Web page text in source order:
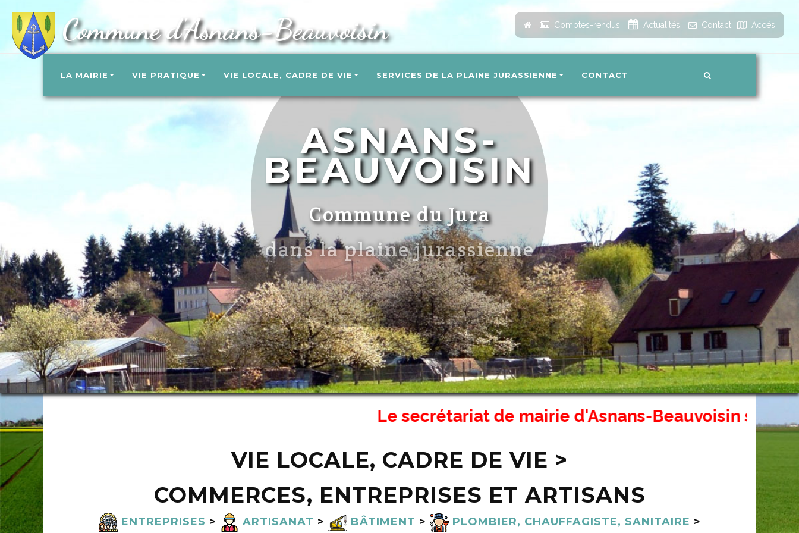
Commune d'Asnans-Beauvoisin AccueilComptes-rendus Actualités Contact Accés
LA MAIRIE VIE PRATIQUE VIE LOCALE, CADRE DE VIE SERVICES DE LA PLAINE JURASSIENNE CONTACT
ASNANS-
BEAUVOISIN
Commune du Jura
un cadre de vie agréable
Le secrétariat de mairie d'Asnans-Beauvoisin sera
VIE LOCALE, CADRE DE VIE >
COMMERCES, ENTREPRISES ET ARTISANS
ENTREPRISES > ARTISANAT > BÂTIMENT > PLOMBIER, CHAUFFAGISTE, SANITAIRE >